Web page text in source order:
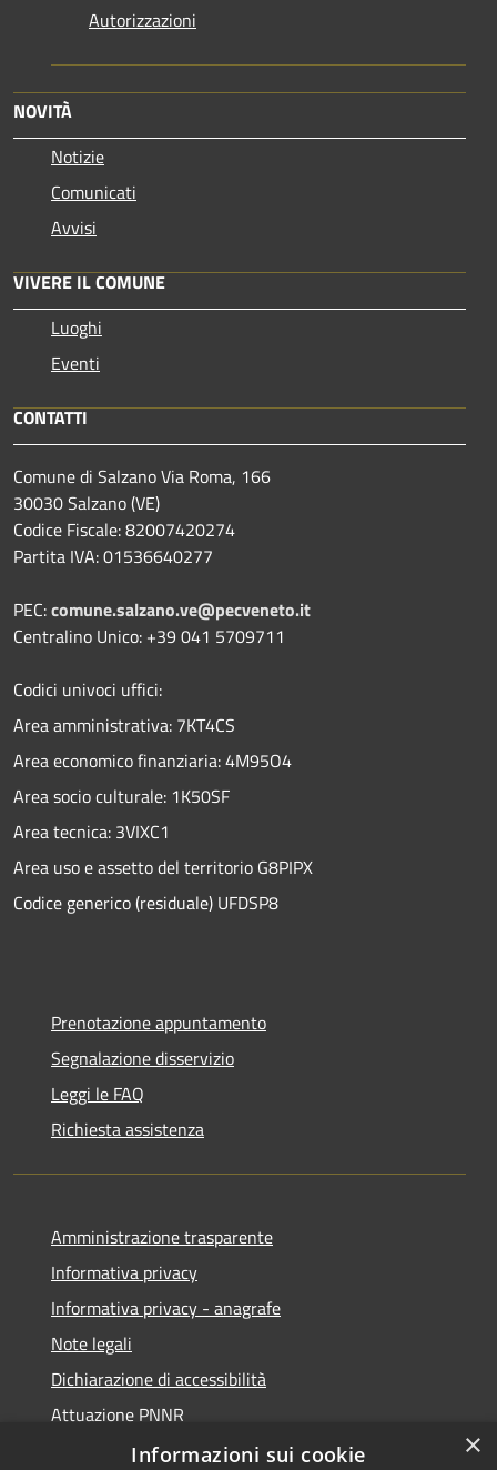
Autorizzazioni
NOVITÀ
Notizie
Comunicati
Avvisi
VIVERE IL COMUNE
Luoghi
Eventi
CONTATTI
Comune di Salzano Via Roma, 166
30030 Salzano (VE)
Codice Fiscale: 82007420274
Partita IVA: 01536640277
PEC:comune.salzano.ve@pecveneto.it
Centralino Unico: +39 041 5709711
Codici univoci uffici:
Area amministrativa: 7KT4CS
Area economico finanziaria: 4M95O4
Area socio culturale: 1K50SF
Area tecnica: 3VIXC1
Area uso e assetto del territorio G8PIPX
Codice generico (residuale) UFDSP8
Prenotazione appuntamento
Segnalazione disservizio
Leggi le FAQ
Richiesta assistenza
Amministrazione trasparente
Informativa privacy
Informativa privacy - anagrafe
Note legali
Dichiarazione di accessibilità
Attuazione PNNR
Whistleblowing
×
Informazioni sui cookie